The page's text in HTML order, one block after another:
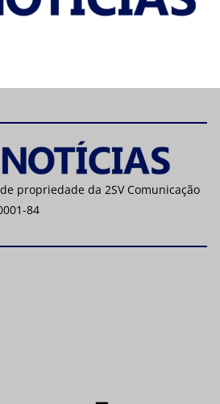
de propriedade da 2SV Comunicação
84